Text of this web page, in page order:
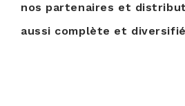
nos partenaires et
aussi complète et